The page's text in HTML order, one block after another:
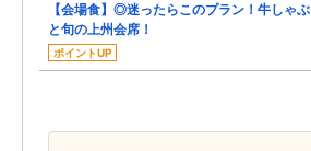
【会場食】◎迷ったらこのプラン！牛しゃぶ
と旬の上州会席！
ポイントUP